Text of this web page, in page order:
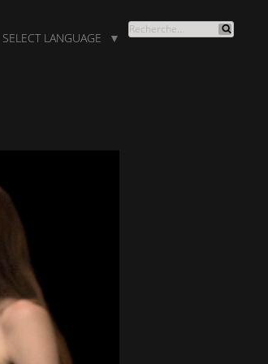
SELECT LANGUAGE ▼
RECHERCHE
Recherche